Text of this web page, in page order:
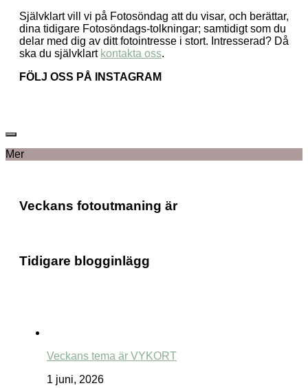
Självklart vill vi på Fotosöndag att du visar, och berättar,
dina tidigare Fotosöndags-tolkningar; samtidigt som du
delar med dig av ditt fotointresse i stort. Intresserad? Då
ska du självklart kontakta oss.
FÖLJ OSS PÅ INSTAGRAM
Mer
Veckans fotoutmaning är
Tidigare blogginlägg
Veckans tema är VYKORT
1 juni, 2026